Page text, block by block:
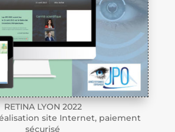
RETINA LYON 2022
site Internet, paiement
sécurisé